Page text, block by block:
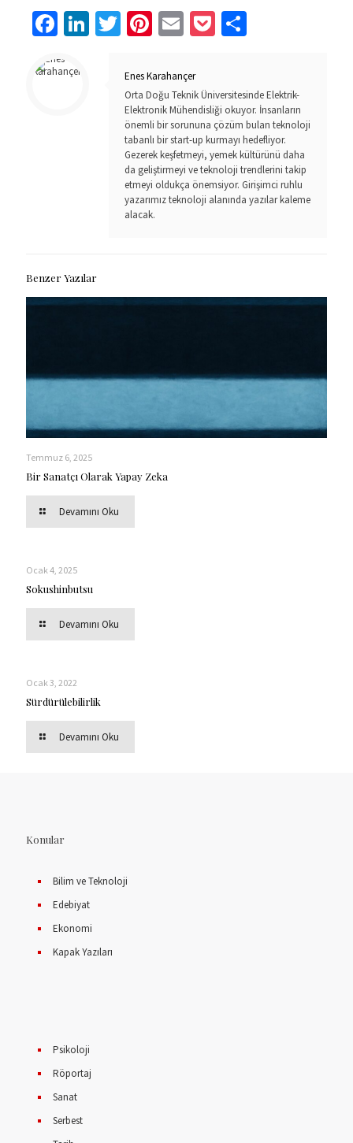
Facebook
LinkedIn
Twitter
Pinterest
EmailPocketShare
Enes Karahançer
Orta Doğu Teknik Üniversitesinde Elektrik-
Elektronik Mühendisliği okuyor. İnsanların
önemli bir sorununa çözüm bulan teknoloji
tabanlı bir start-up kurmayı hedefliyor.
Gezerek keşfetmeyi, yemek kültürünü daha
da geliştirmeyi ve teknoloji trendlerini takip
etmeyi oldukça önemsiyor. Girişimci ruhlu
yazarımız teknoloji alanında yazılar kaleme
alacak.
Benzer Yazılar
Temmuz 6, 2025
Bir Sanatçı Olarak Yapay Zeka
Devamını Oku
Ocak 4, 2025
Sokushinbutsu
Devamını Oku
Ocak 3, 2022
Sürdürülebilirlik
Devamını Oku
Konular
Bilim ve Teknoloji
Edebiyat
Ekonomi
Kapak Yazıları
Psikoloji
Röportaj
Sanat
Serbest